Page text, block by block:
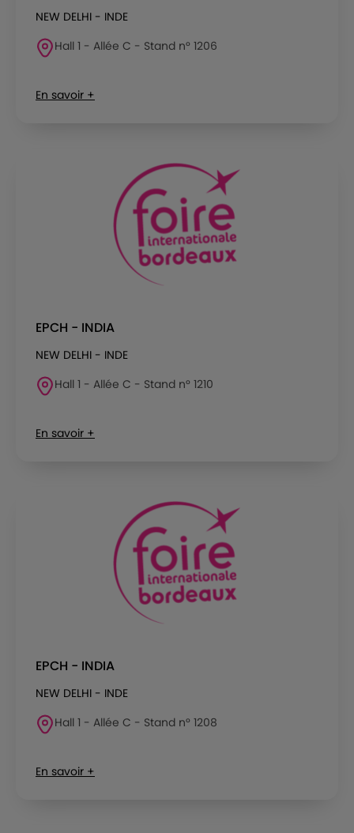
NEW DELHI - INDE
Hall 1 - Allée C - Stand n° 1206
En savoir +
EPCH - INDIA
NEW DELHI - INDE
Hall 1 - Allée C - Stand n° 1210
En savoir +
EPCH - INDIA
NEW DELHI - INDE
Hall 1 - Allée C - Stand n° 1208
En savoir +